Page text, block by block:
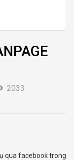
2033
qua facebook trong